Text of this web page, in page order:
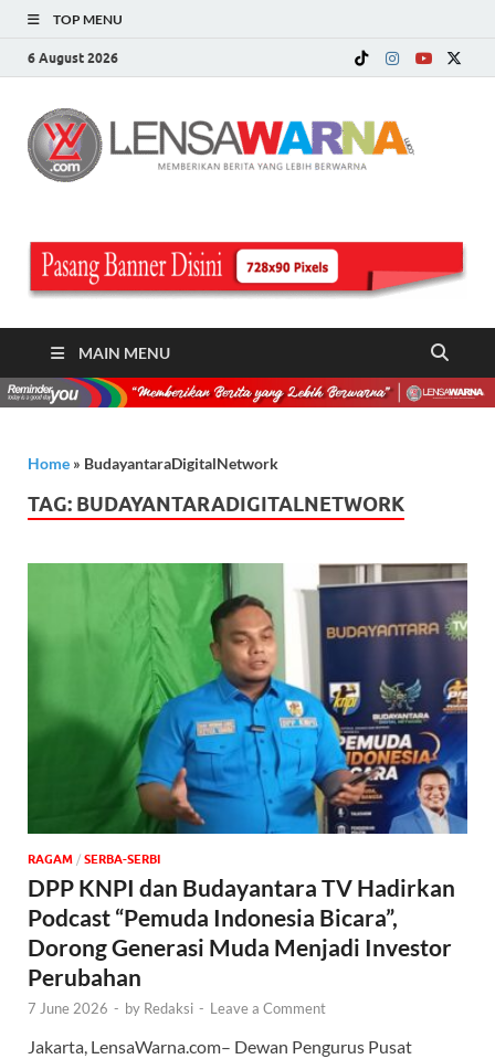
TOP MENU
6 August 2026
MAIN MENU
Home » BudayantaraDigitalNetwork
TAG: BUDAYANTARADIGITALNETWORK
‎RAGAM / SERBA-SERBI
DPP KNPI dan Budayantara TV Hadirkan
Podcast “Pemuda Indonesia Bicara”,
Dorong Generasi Muda Menjadi Investor
Perubahan
7 June 2026 - by Redaksi - Leave a Comment
Jakarta, LensaWarna.com– Dewan Pengurus Pusat